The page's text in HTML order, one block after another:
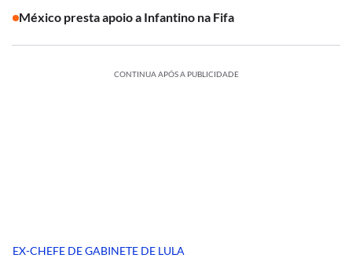
México presta apoio a Infantino na Fifa
CONTINUA APÓS A PUBLICIDADE
EX-CHEFE DE GABINETE DE LULA